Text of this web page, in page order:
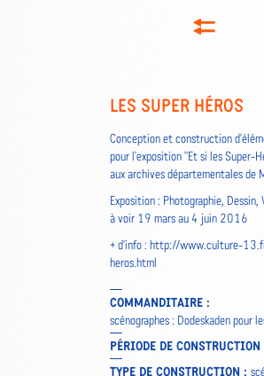
LES SUPER HÉROS
Conception et construction
pour l'exposition "Et si les Super-
aux archives départementales de
Exposition : Photographie,
à voir 19 mars au 4 juin 2016
+ d'info : http://www.culture-
heros.html
COMMANDITAIRE :
scénographes : Dodeskaden pour
PÉRIODE DE CONSTRUCTION
TYPE DE CONSTRUCTION :